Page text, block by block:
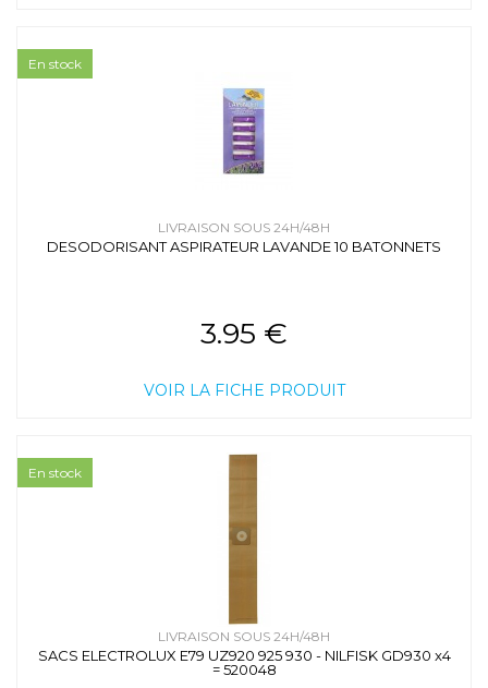
LIVRAISON SOUS 24H/48H
DESODORISANT ASPIRATEUR LAVANDE 10 BATONNETS
3.95 €
VOIR LA FICHE PRODUIT
En stock
LIVRAISON SOUS 24H/48H
SACS ELECTROLUX E79 UZ920 925 930 - NILFISK GD930 x4
= 520048
En stock